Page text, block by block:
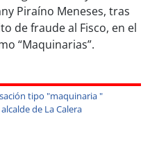
Piraíno Meneses, tras
de fraude al Fisco, en el
“Maquinarias”.
tipo "maquinaria "
de La Calera